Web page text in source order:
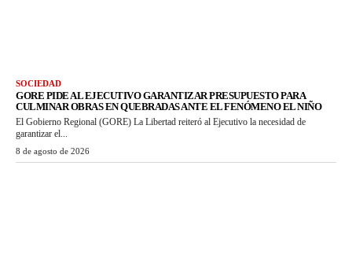
SOCIEDAD
GORE PIDE AL EJECUTIVO GARANTIZAR PRESUPUESTO PARA
CULMINAR OBRAS EN QUEBRADAS ANTE EL FENÓMENO EL NIÑO
El Gobierno Regional (GORE) La Libertad reiteró al Ejecutivo la necesidad de
garantizar el...
8 de agosto de 2026